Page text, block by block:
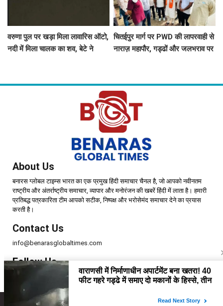
वरुणा पुल पर खड़ा मिला लावारिस ऑटो,
नदी में मिला चालक का शव, बेटे ने
चितईपुर मार्ग पर PWD की लापरवाही से
नाराज़ महापौर, गड्ढों और जलभराव पर
About Us
बनारस ग्लोबल टाइम्स भारत का एक प्रमुख हिंदी समाचार चैनल है, जो आपको नवीनतम
राष्ट्रीय और अंतर्राष्ट्रीय समाचार, व्यापार और मनोरंजन की खबरें हिंदी में लाता है। हमारी
प्रतिबद्ध पत्रकारिता टीम आपको सटीक, निष्पक्ष और भरोसेमंद समाचार देने का प्रयास
करती है।
Contact Us
info@benarasglobaltimes.com
Follow Us
Copyright © 2025 | Benaras Global Times | All Rights Reserved.